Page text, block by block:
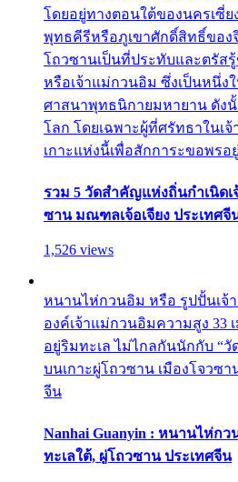
โดยอยู่ทางตอนใต้ของนครเซี่ย
พุทธคีรีหรือภูเขาศักดิ์สิทธิ์ของ
โถวซานเป็นที่ประทับและตรัส
หรือเจ้าแม่กวนอิม ซึ่งเป็นหนึ่ง
ศาสนาพุทธนิกายมหายาน ดัง
โลก โดยเฉพาะผู้ที่ศรัทธาในเ
เกาะแห่งนี้เพื่อสักการะขอพรอ
รวม 5 วัดสำคัญแห่งถิ่นกำเนิดเ
ซาน มณฑลเจ้อเจียง ประเทศจี
1,526 views
หนานไห่กวนอิม หรือ รูปปั้นเจ้
องค์เจ้าแม่กวนอิมความสูง 33
อยู่ริมทะเล ไม่ไกลกันนักกับ “
บนเกาะผู่โถวซาน เมืองโจวซ
จีน
Nanhai Guanyin : หนานไห่ก
ทะเลใต้, ผู่โถวซาน ประเทศจีน